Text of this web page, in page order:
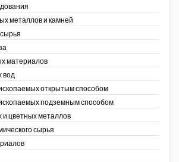
металлов и камней
материалов
вод
открытым способом
подземным способом
цветных металлов
сырья
Уголь Кузбасса
Химагрегаты
Coal People Magazine
PWC